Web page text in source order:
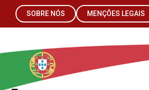
SOBRE NÓS MENÇÕES LEGAIS